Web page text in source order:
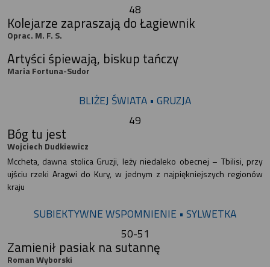
48
Kolejarze zapraszają do Łagiewnik
Oprac. M. F. S.
Artyści śpiewają, biskup tańczy
Maria Fortuna-Sudor
BLIŻEJ ŚWIATA • GRUZJA
49
Bóg tu jest
Wojciech Dudkiewicz
Mccheta, dawna stolica Gruzji, leży niedaleko obecnej – Tbilisi, przy
ujściu rzeki Aragwi do Kury, w jednym z najpiękniejszych regionów
kraju
SUBIEKTYWNE WSPOMNIENIE • SYLWETKA
50-51
Zamienił pasiak na sutannę
Roman Wyborski